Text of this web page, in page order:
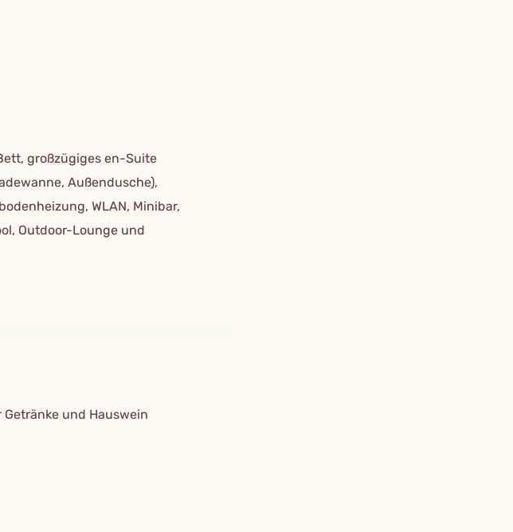
großzügiges en-Suite
Außendusche),
WLAN, Minibar,
Outdoor-Lounge und
und Hauswein